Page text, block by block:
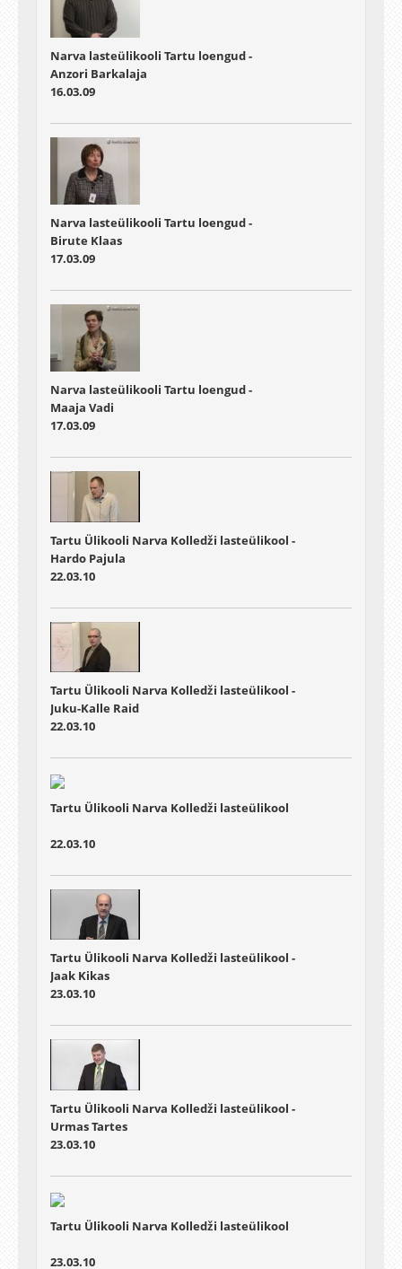
Narva lasteülikooli Tartu loengud -
Anzori Barkalaja
16.03.09
Narva lasteülikooli Tartu loengud -
Birute Klaas
17.03.09
Narva lasteülikooli Tartu loengud -
Maaja Vadi
17.03.09
Tartu Ülikooli Narva Kolledži lasteülikool -
Hardo Pajula
22.03.10
Tartu Ülikooli Narva Kolledži lasteülikool -
Juku-Kalle Raid
22.03.10
Tartu Ülikooli Narva Kolledži lasteülikool
22.03.10
Tartu Ülikooli Narva Kolledži lasteülikool -
Jaak Kikas
23.03.10
Tartu Ülikooli Narva Kolledži lasteülikool -
Urmas Tartes
23.03.10
Tartu Ülikooli Narva Kolledži lasteülikool
23.03.10